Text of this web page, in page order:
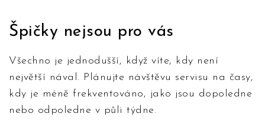
Špičky nejsou pro vás
Všechno je jednodušší, když víte, kdy není
největší nával. Plánujte návštěvu servisu na časy,
kdy je méně frekventováno, jako jsou dopoledne
nebo odpoledne v půli týdne.